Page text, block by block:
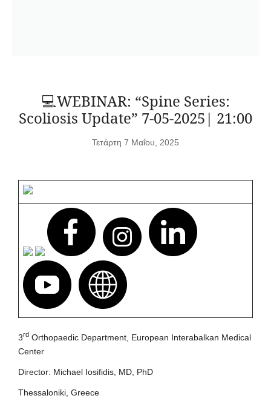
💻WEBINAR: “Spine Series:
Scoliosis Update” 7-05-2025| 21:00
Τετάρτη 7 Μαΐου, 2025
3rd Orthopaedic Department, European Interabalkan Medical
Center
Director: Michael Iosifidis, MD, PhD
Thessaloniki, Greece